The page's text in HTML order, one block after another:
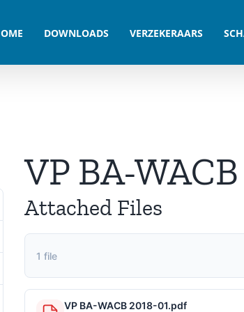
DOWNLOADS VERZEKERAARS
VP BA-
Attached Files
1 file
VP BA-WACB 2018-01.pdf